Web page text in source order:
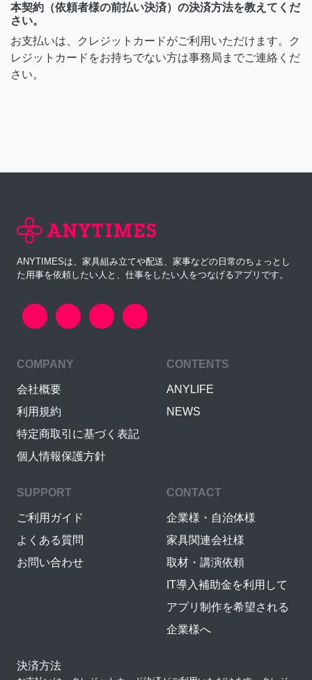
本契約（依頼者様の前払い決済）の決済方法を教えてくだ
さい。
お支払いは、クレジットカードがご利用いただけます。ク
レジットカードをお持ちでない方は事務局までご連絡くだ
さい。
ANYTIMESは、家具組み立てや配送、家事などの日常のちょっとし
た用事を依頼したい人と、仕事をしたい人をつなげるアプリです。
COMPANY
会社概要
利用規約
特定商取引に基づく表記
個人情報保護方針
CONTENTS
ANYLIFE
NEWS
SUPPORT
ご利用ガイド
よくある質問
お問い合わせ
CONTACT
企業様・自治体様
家具関連会社様
取材・講演依頼
IT導入補助金を利用して
アプリ制作を希望される
企業様へ
決済方法